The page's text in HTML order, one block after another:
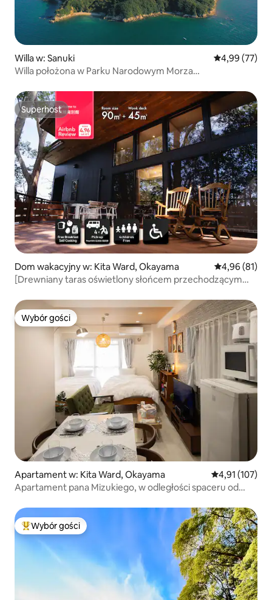
Willa w: Sanuki Średnia
4,99 (77)
Willa położona w Parku Narodowym Morza
Superhost
Superhost
Dom wakacyjny w: Kita Ward, Okayama Średnia
4,96 (81)
[Drewniany taras oświetlony słońcem przechodzącym
maksymalnie 8 osób, 10 minut pociągiem ze stacji
Okayama, aneks Momojiro
Wybór gości
Wybór gości
Apartament w: Kita Ward, Okayama Średnia
4,91 (107)
Apartament pana Mizukiego, w odległości spaceru od
4 osoby / AEON Mall Okayama
Najpopularniejsze z kategorii Wybór gości
Wybór gości